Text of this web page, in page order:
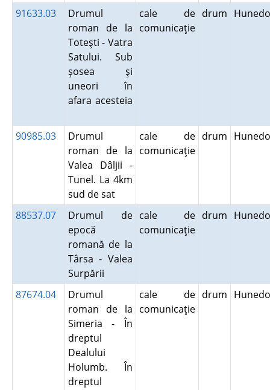
91633.03
Drumul
roman de la
Toteşti - Vatra
Satului. Sub
şosea şi
uneori în
afara acesteia
cale de
comunicaţie
drum
90985.03
Drumul
roman de la
Valea Dâljii -
Tunel. La 4km
sud de sat
cale de
comunicaţie
drum
88537.07
Drumul de
epocă
romană de la
Târsa - Valea
Surpării
cale de
comunicaţie
drum
87674.04
Drumul
roman de la
Simeria - În
dreptul
Dealului
Holumb. În
dreptul
cale de
comunicaţie
drum